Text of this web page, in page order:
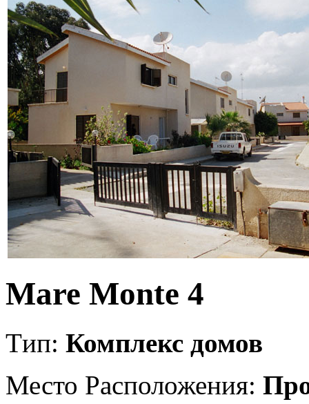
Mare Monte 4
Tип: Комплекс домов
Место Расположения: